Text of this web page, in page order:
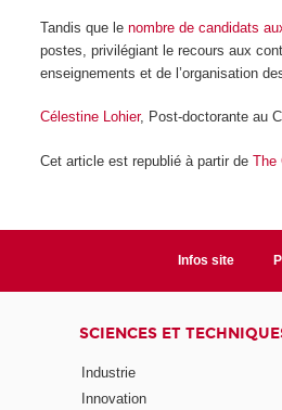
Tandis que lenombre de candidats
postes, privilégiant le recours aux
enseignements et de l’organisation
Célestine Lohier, Post-doctorante au
Cet article est republié à partir deThe
Infos site
SCIENCES ET
Industrie
Innovation